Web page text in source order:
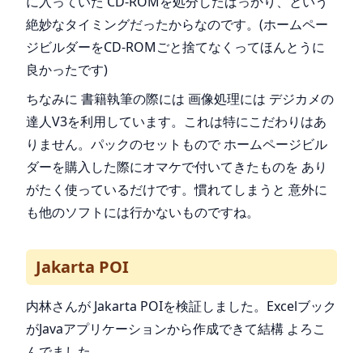
絶妙なタイミングだったからなのです。(ホームペー
ジビルダーをCD-ROMごと捨てなくってほんとうに
良かったです)
ちなみに 書籍執筆の際には 画像処理には デジカメの
達人V3を利用しています。これは特にこだわりはあ
りません。パックのセットもので ホームページビル
ダーを購入した際にオマケで付いてきたものを あり
がたく使っているだけです。慣れてしまうと 意外に
も他のソフトには行かないものですね。
Jakarta POI
内林さんが Jakarta POIを検証しました。Excelブック
がJavaアプリケーションから作成できて結構 よろこ